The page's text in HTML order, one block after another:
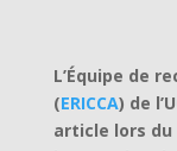
L’Équipe de
(ERICCA) de
article lors